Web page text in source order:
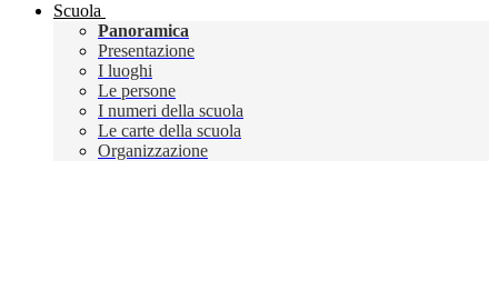
Scuola
Panoramica
Presentazione
I luoghi
Le persone
I numeri della scuola
Le carte della scuola
Organizzazione